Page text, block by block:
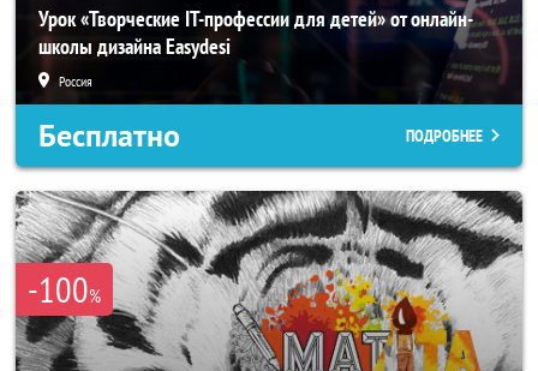
Урок «Творческие IT-профессии для детей» от онлайн-
школы дизайна Easydesi
Россия
Бесплатно ПОДРОБНЕЕ
-100%